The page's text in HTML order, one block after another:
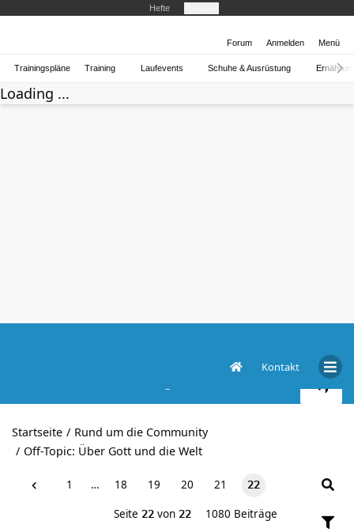
Hefte
Forum Anmelden Menü
Trainingspläne Training Laufevents Schuhe & Ausrüstung
Loading ...
Kontakt
Startseite
Rund um die Community
Off-Topic: Über Gott und die Welt
1 … 18 19 20 21 22
Seite 22 von 22 1080 Beiträge